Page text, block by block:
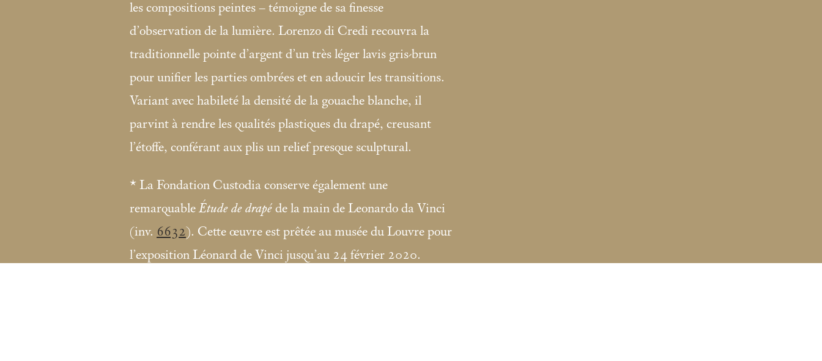
les compositions peintes – témoigne de sa finesse
d’observation de la lumière. Lorenzo di Credi recouvra la
traditionnelle pointe d’argent d’un très léger lavis gris-brun
pour unifier les parties ombrées et en adoucir les transitions.
Variant avec habileté la densité de la gouache blanche, il
parvint à rendre les qualités plastiques du drapé, creusant
l’étoffe, conférant aux plis un relief presque sculptural.
* La Fondation Custodia conserve également une
remarquable Étude de drapé de la main de Leonardo da Vinci
(inv. 6632). Cette œuvre est prêtée au musée du Louvre pour
l’exposition Léonard de Vinci jusqu’au 24 février 2020.